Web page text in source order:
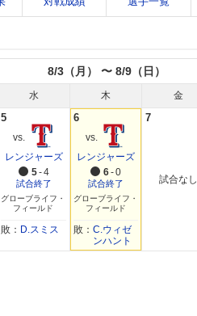
8/3（月） 〜 8/9（日）
水 木 金
5
レンジャーズ
5-4
試合終了
グローブライフ・
フィールド
敗： D.スミス
6
レンジャーズ
6-0
試合終了
グローブライフ・
フィールド
敗： C.ウィゼ
ンハント
7
試合なし